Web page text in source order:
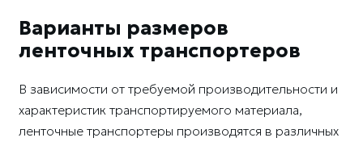
Варианты размеров
ленточных транспортеров
В зависимости от требуемой производительности и
характеристик транспортируемого материала,
ленточные транспортеры производятся в различных